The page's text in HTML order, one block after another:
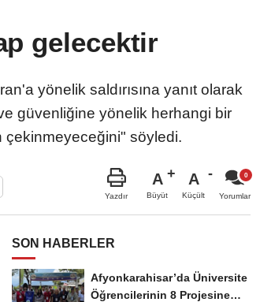
gelecektir
yönelik saldırısına yanıt olarak
güvenliğine yönelik herhangi bir
çekinmeyeceğini" söyledi.
Yazdır
A
Büyüt
A
Küçült Yorumlar
SON HABERLER
Afyonkarahisar’da Üniversite
Öğrencilerinin 8 Projesine